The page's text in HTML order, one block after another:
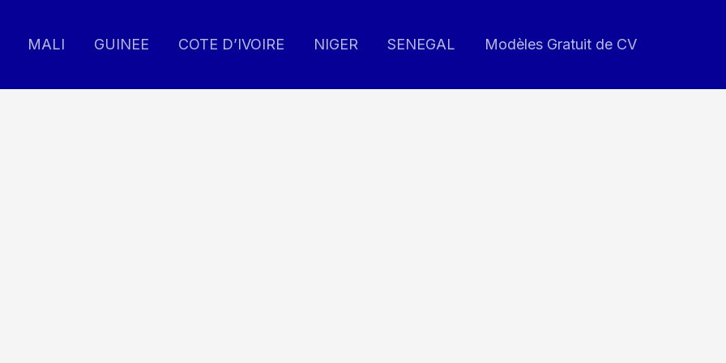
MALI GUINEE COTE D’IVOIRE NIGER SENEGAL Modèles Gratuit de CV